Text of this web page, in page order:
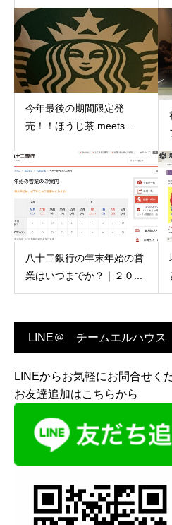
今年最後の期間限定発
売！！ほうじ茶 meets...
八十二銀行の年末年始の営
業はいつまでか？｜２０...
LINE＠ チームエルハウス
LINEからお気軽にお問合せく
お友達追加はこちらから